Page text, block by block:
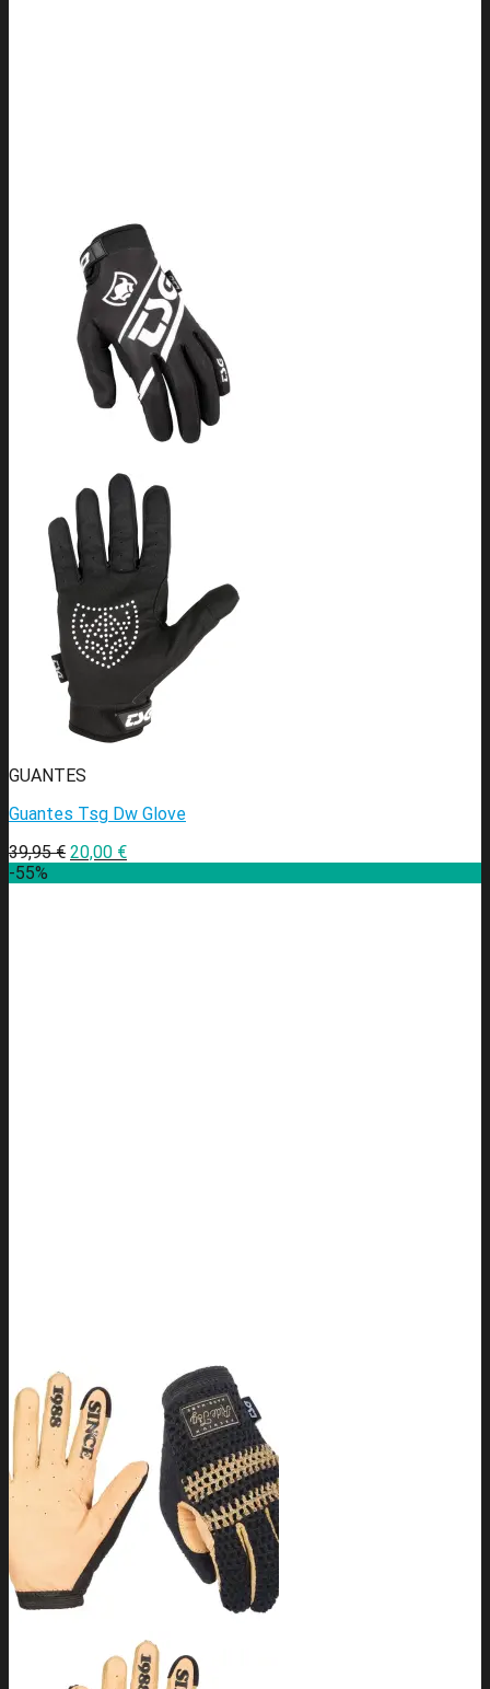
GUANTES
Guantes Tsg Dw Glove
39,95€ 20,00 €
-55%